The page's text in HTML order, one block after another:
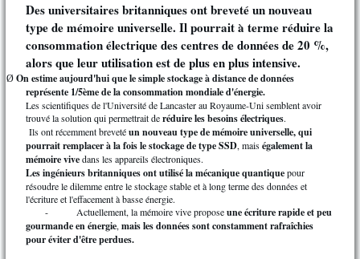
Des universitaires britanniques ont breveté un nouveau
type de mémoire universelle. Il pourrait à terme réduire la
consommation électrique des centres de données de 20 %,
alors que leur utilisation est de plus en plus intensive.
Ø On estime aujourd'hui que le simple stockage à distance de données
représente 1/5ème de la consommation mondiale d'énergie.
Les scientifiques de l'Université de Lancaster au Royaume-Uni semblent avoir
trouvé la solution qui permettrait deréduire les besoins électriques.
Ils ont récemment brevetéun nouveau type de mémoire universelle, qui
pourrait remplacer à la fois le stockage de type SSD, maiségalement la
mémoire vivedans les appareils électroniques.
Les ingénieurs britanniques ont utilisé la mécanique quantiquepour
résoudre le dilemme entre le stockage stable et à long terme des données et
l'écriture et l'effacement à basse énergie.
- Actuellement, la mémoire vive proposeune écriture rapide et peu
gourmande en énergie, mais les données sont constamment rafraîchies
pour éviter d'être perdues.